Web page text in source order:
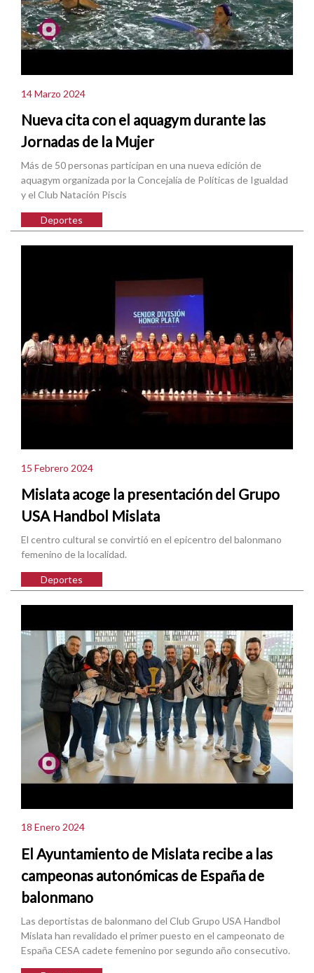
14 Marzo 2024
Nueva cita con el aquagym durante las
Jornadas de la Mujer
Más de 50 personas participan en una nueva edición de
aquagym organizada por la Concejalía de Políticas de Igualdad
y el Club Natación Piscis
Deportes
15 Febrero 2024
Mislata acoge la presentación del Grupo
USA Handbol Mislata
El centro cultural se convirtió en el epicentro del balonmano
femenino de la localidad.
Deportes
18 Enero 2024
El Ayuntamiento de Mislata recibe a las
campeonas autonómicas de España de
balonmano
Las deportistas de balonmano del Club Grupo USA Handbol
Mislata han revalidado el primer puesto en el campeonato de
España CESA cadete femenino por segundo año consecutivo.